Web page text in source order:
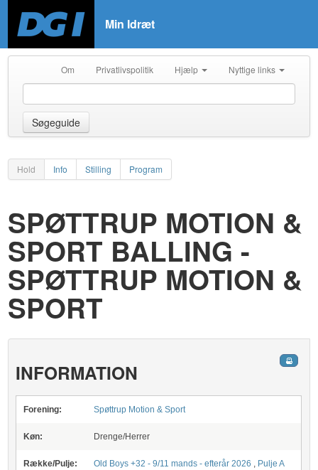
Min Idræt
Om Privatlivspolitik Hjælp Nyttige links
Søgeguide
Hold Info Stilling Program
SPØTTRUP MOTION &
SPORT BALLING -
SPØTTRUP MOTION &
SPORT
INFORMATION
Forening: Spøttrup Motion & Sport
Køn: Drenge/Herrer
Række/Pulje: Old Boys +32 - 9/11 mands - efterår 2026 , Pulje A